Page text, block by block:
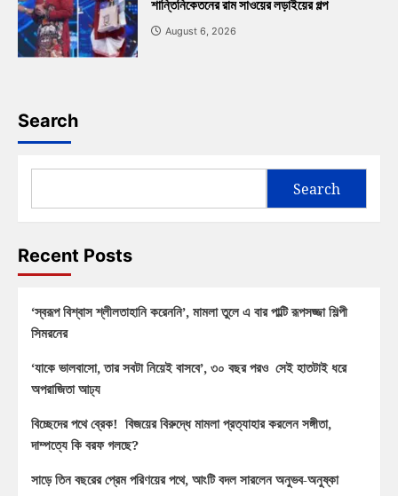
শান্তিনিকেতনের রাম সাওয়ের লড়াইয়ের গল্প
August 6, 2026
Search
Search
Recent Posts
‘স্বরূপ বিশ্বাস শ্লীলতাহানি করেননি’, মামলা তুলে এ বার পাল্টি রূপসজ্জা শিল্পী
সিমরনের
‘যাকে ভালবাসো, তার সবটা নিয়েই বাসবে’, ৩০ বছর পরও সেই হাতটাই ধরে
অপরাজিতা আঢ্য
বিচ্ছেদের পথে ব্রেক! বিজয়ের বিরুদ্ধে মামলা প্রত্যাহার করলেন সঙ্গীতা,
দাম্পত্যে কি বরফ গলছে?
সাড়ে তিন বছরের প্রেম পরিণয়ের পথে, আংটি বদল সারলেন অনুভব-অনুষ্কা